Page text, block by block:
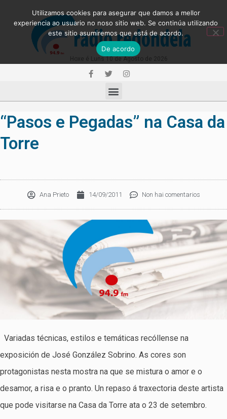
“Pasos e Pegadas” na Casa da
Torre
Ana Prieto 14/09/2011 Non hai comentarios
Variadas técnicas, estilos e temáticas recóllense na
exposición de José González Sobrino. As cores son
protagonistas nesta mostra na que se mistura o amor e o
desamor, a risa e o pranto. Un repaso á traxectoria deste artista
que pode visitarse na Casa da Torre ata o 23 de setembro.
Utilizamos cookies para asegurar que damos a mellor
experiencia ao usuario no noso sitio web. Se continúa utilizando
este sitio asumiremos que está de acordo.
De acordo